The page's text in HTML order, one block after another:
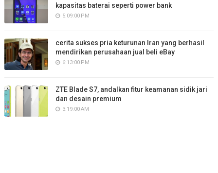
kapasitas baterai seperti power bank
5:09:00 PM
cerita sukses pria keturunan Iran yang berhasil
mendirikan perusahaan jual beli eBay
6:13:00 PM
ZTE Blade S7, andalkan fitur keamanan sidik jari
dan desain premium
3:19:00 AM